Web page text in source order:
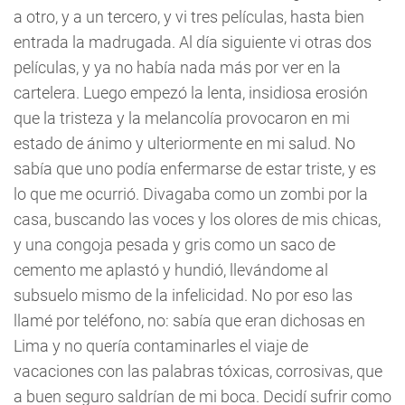
a otro, y a un tercero, y vi tres películas, hasta bien
entrada la madrugada. Al día siguiente vi otras dos
películas, y ya no había nada más por ver en la
cartelera. Luego empezó la lenta, insidiosa erosión
que la tristeza y la melancolía provocaron en mi
estado de ánimo y ulteriormente en mi salud. No
sabía que uno podía enfermarse de estar triste, y es
lo que me ocurrió. Divagaba como un zombi por la
casa, buscando las voces y los olores de mis chicas,
y una congoja pesada y gris como un saco de
cemento me aplastó y hundió, llevándome al
subsuelo mismo de la infelicidad. No por eso las
llamé por teléfono, no: sabía que eran dichosas en
Lima y no quería contaminarles el viaje de
vacaciones con las palabras tóxicas, corrosivas, que
a buen seguro saldrían de mi boca. Decidí sufrir como